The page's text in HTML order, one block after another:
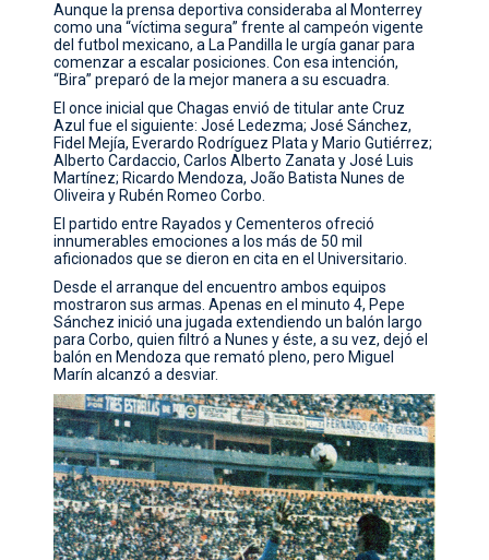
Aunque la prensa deportiva consideraba al Monterrey
como una “víctima segura” frente al campeón vigente
del futbol mexicano, a La Pandilla le urgía ganar para
comenzar a escalar posiciones. Con esa intención,
“Bira” preparó de la mejor manera a su escuadra.
El once inicial que Chagas envió de titular ante Cruz
Azul fue el siguiente: José Ledezma; José Sánchez,
Fidel Mejía, Everardo Rodríguez Plata y Mario Gutiérrez;
Alberto Cardaccio, Carlos Alberto Zanata y José Luis
Martínez; Ricardo Mendoza, João Batista Nunes de
Oliveira y Rubén Romeo Corbo.
El partido entre Rayados y Cementeros ofreció
innumerables emociones a los más de 50 mil
aficionados que se dieron en cita en el Universitario.
Desde el arranque del encuentro ambos equipos
mostraron sus armas. Apenas en el minuto 4, Pepe
Sánchez inició una jugada extendiendo un balón largo
para Corbo, quien filtró a Nunes y éste, a su vez, dejó el
balón en Mendoza que remató pleno, pero Miguel
Marín alcanzó a desviar.